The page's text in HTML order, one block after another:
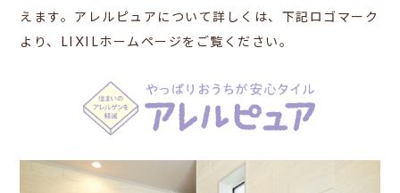
えます。 アレルピュアについて詳しくは、下記ロゴマーク
より、LIXILホームページをご覧ください。